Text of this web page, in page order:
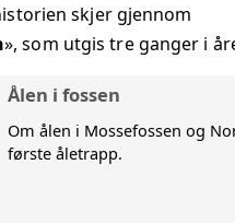
DIGITALT
skjer gjennom
», som utgis tre ganger i
Ålen i fossen
Om ålen i Mossefossen og
første åletrapp.